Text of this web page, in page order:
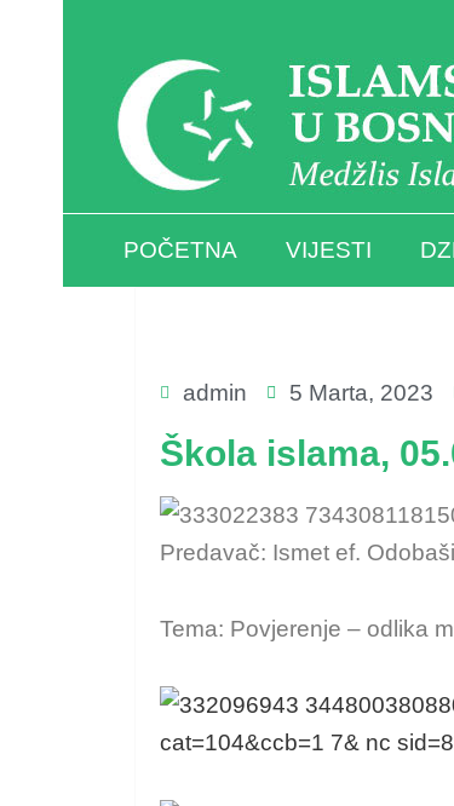
POČETNA VIJESTI
admin 5 Marta, 2023
Škola islama,
Predavač: Ismet ef.
Tema: Povjerenje – odlika